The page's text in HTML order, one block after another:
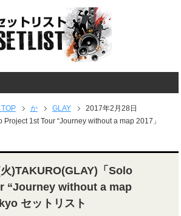
か GLAY
2017年2月28日
1st Tour “Journey without a map 2017」
)TAKURO(GLAY)「Solo
“Journey without a map
セットリスト